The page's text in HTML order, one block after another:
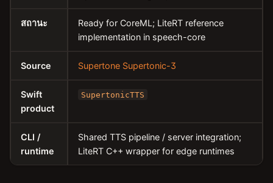
สถานะ
Ready for CoreML; LiteRT reference
implementation in speech-core
Source Supertone Supertonic-3
Swift
product
SupertonicTTS
CLI /
runtime
Shared TTS pipeline / server integration;
LiteRT C++ wrapper for edge runtimes